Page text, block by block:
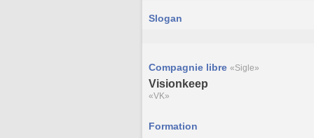
Slogan
Compagnie libre «Sigle»
Visionkeep
«VK»
Formation